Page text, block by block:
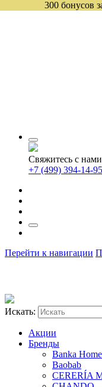
Свяжитесь с
+7 (499) 394-14-95
Перейти к навигации
Искать:
Акции
Бренды
Banka Home
Baobab
CERERÍA
300 бонусов